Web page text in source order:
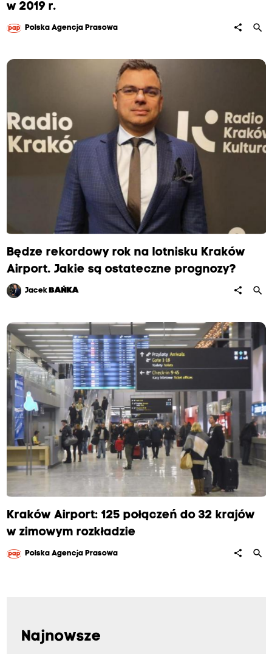
w 2019 r.
Polska Agencja Prasowa share search
Będze rekordowy rok na lotnisku Kraków
Airport. Jakie są ostateczne prognozy?
Jacek BAŃKA share search
Kraków Airport: 125 połączeń do 32 krajów
w zimowym rozkładzie
Polska Agencja Prasowa share search
Najnowsze